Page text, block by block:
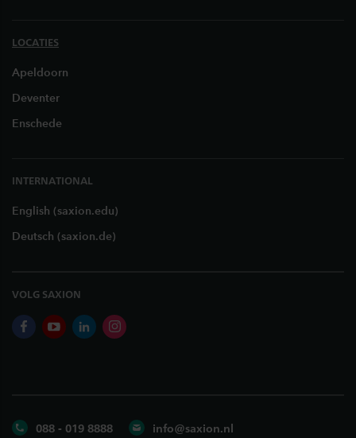
LOCATIES
Apeldoorn
Deventer
Enschede
INTERNATIONAL
English (saxion.edu)
Deutsch (saxion.de)
VOLG SAXION
facebookyoutubelinkedininstagram
088 - 019 8888 info@saxion.nl